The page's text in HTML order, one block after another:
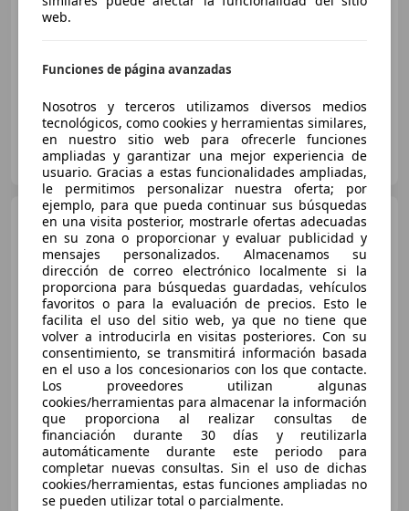
152.398 km
OCASIONPLUS - LAS PALMAS DE GRAN CANARIA
ES-35008 LAS PALMAS DE GRAN CANARIA
Hyundai IONIQPHEV 1.6
GDI Style
€ 10.490
Sincomparación
01/2018 103.596 km
Electro/Gasolina
104 kW (141 CV)
GRUPO FLEXICAR VALENCIA.
ES-46980 PATERNA
web.
Funciones de página avanzadas
Nosotros y terceros utilizamos diversos medios
tecnológicos, como cookies y herramientas similares,
en nuestro sitio web para ofrecerle funciones
ampliadas y garantizar una mejor experiencia de
usuario. Gracias a estas funcionalidades ampliadas,
le permitimos personalizar nuestra oferta; por
ejemplo, para que pueda continuar sus búsquedas
en una visita posterior, mostrarle ofertas adecuadas
en su zona o proporcionar y evaluar publicidad y
mensajes personalizados. Almacenamos su
dirección de correo electrónico localmente si la
proporciona para búsquedas guardadas, vehículos
favoritos o para la evaluación de precios. Esto le
facilita el uso del sitio web, ya que no tiene que
volver a introducirla en visitas posteriores. Con su
consentimiento, se transmitirá información basada
en el uso a los concesionarios con los que contacte.
Los proveedores utilizan algunas
cookies/herramientas para almacenar la información
que proporciona al realizar consultas de
financiación durante 30 días y reutilizarla
automáticamente durante este periodo para
completar nuevas consultas. Sin el uso de dichas
cookies/herramientas, estas funciones ampliadas no
se pueden utilizar total o parcialmente.